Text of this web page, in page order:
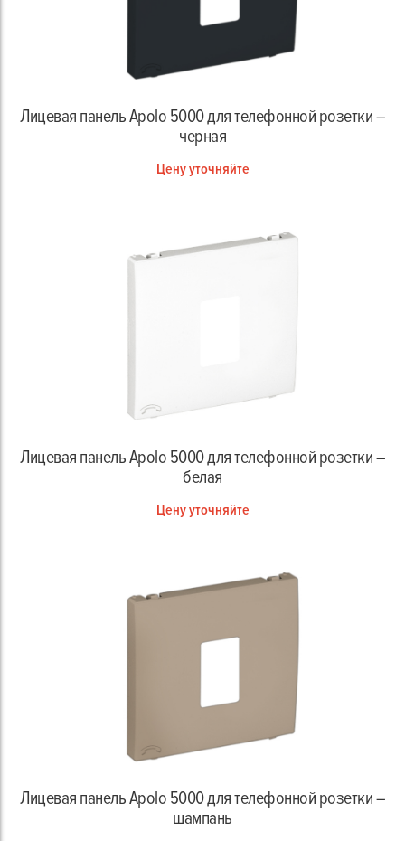
Лицевая панель Apolo 5000 для телефонной розетки –
черная
Цену уточняйте
Лицевая панель Apolo 5000 для телефонной розетки –
белая
Цену уточняйте
Лицевая панель Apolo 5000 для телефонной розетки –
шампань